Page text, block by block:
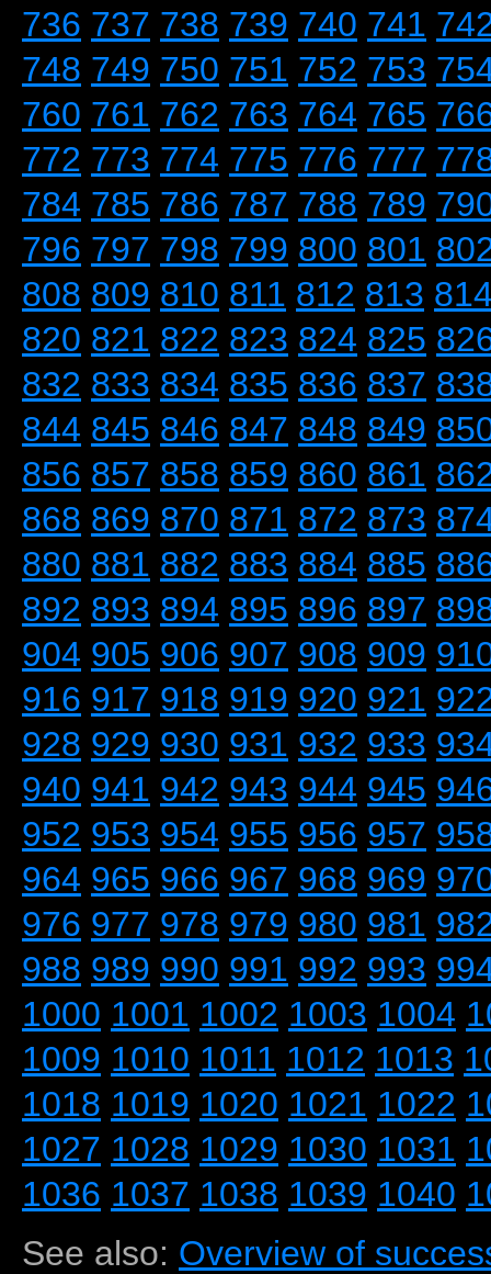
736 737 738 739 740 741
748 749 750 751 752 753
760 761 762 763 764 765
772 773 774 775 776 777
784 785 786 787 788 789
796 797 798 799 800 801
808 809 810 811 812 813
820 821 822 823 824 825
832 833 834 835 836 837
844 845 846 847 848 849
856 857 858 859 860 861
868 869 870 871 872 873
880 881 882 883 884 885
892 893 894 895 896 897
904 905 906 907 908 909
916 917 918 919 920 921
928 929 930 931 932 933
940 941 942 943 944 945
952 953 954 955 956 957
964 965 966 967 968 969
976 977 978 979 980 981
988 989 990 991 992 993
1000 1001 1002 1003 1004
1009 1010 1011 1012 1013
1018 1019 1020 1021 1022
1027 1028 1029 1030 1031
1036 1037 1038 1039 1040
See also: Overview of